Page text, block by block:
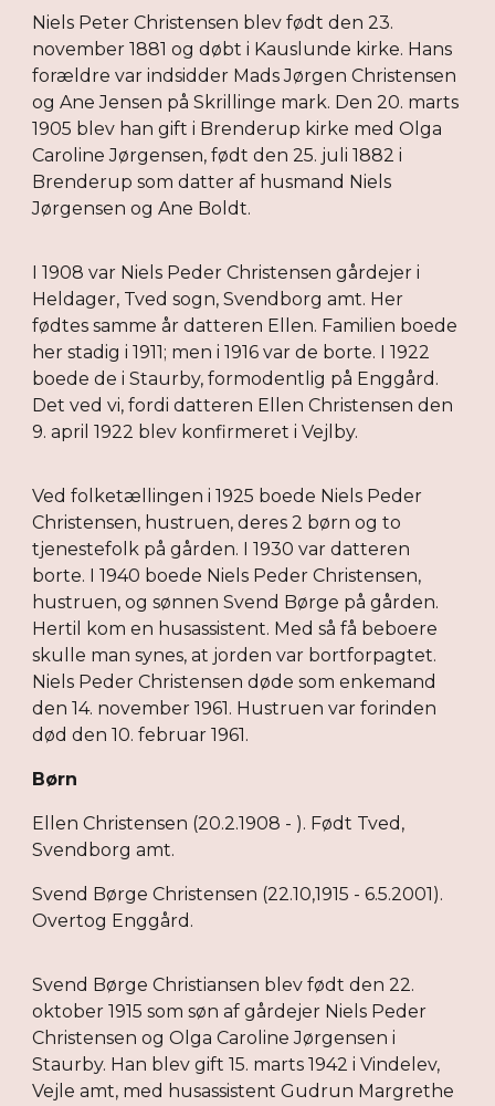
Niels Peter Christensen blev født den 23.
november 1881 og døbt i Kauslunde kirke. Hans
forældre var indsidder Mads Jørgen Christensen
og Ane Jensen på Skrillinge mark. Den 20. marts
1905 blev han gift i Brenderup kirke med Olga
Caroline Jørgensen, født den 25. juli 1882 i
Brenderup som datter af husmand Niels
Jørgensen og Ane Boldt.
I 1908 var Niels Peder Christensen gårdejer i
Heldager, Tved sogn, Svendborg amt. Her
fødtes samme år datteren Ellen. Familien boede
her stadig i 1911; men i 1916 var de borte. I 1922
boede de i Staurby, formodentlig på Enggård.
Det ved vi, fordi datteren Ellen Christensen den
9. april 1922 blev konfirmeret i Vejlby.
Ved folketællingen i 1925 boede Niels Peder
Christensen, hustruen, deres 2 børn og to
tjenestefolk på gården. I 1930 var datteren
borte. I 1940 boede Niels Peder Christensen,
hustruen, og sønnen Svend Børge på gården.
Hertil kom en husassistent. Med så få beboere
skulle man synes, at jorden var bortforpagtet.
Niels Peder Christensen døde som enkemand
den 14. november 1961. Hustruen var forinden
død den 10. februar 1961.
Børn
Ellen Christensen (20.2.1908 - ). Født Tved,
Svendborg amt.
Svend Børge Christensen (22.10,1915 - 6.5.2001).
Overtog Enggård.
Svend Børge Christiansen blev født den 22.
oktober 1915 som søn af gårdejer Niels Peder
Christensen og Olga Caroline Jørgensen i
Staurby. Han blev gift 15. marts 1942 i Vindelev,
Vejle amt, med husassistent Gudrun Margrethe